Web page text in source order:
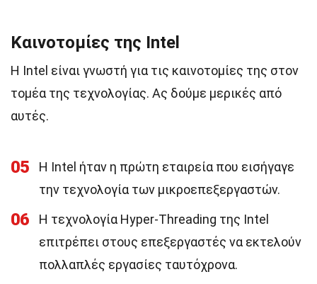
Καινοτομίες της Intel
Η Intel είναι γνωστή για τις καινοτομίες της στον
τομέα της τεχνολογίας. Ας δούμε μερικές από
αυτές.
05
Η Intel ήταν η πρώτη εταιρεία που εισήγαγε
την τεχνολογία των μικροεπεξεργαστών.
06
Η τεχνολογία Hyper-Threading της Intel
επιτρέπει στους επεξεργαστές να εκτελούν
πολλαπλές εργασίες ταυτόχρονα.